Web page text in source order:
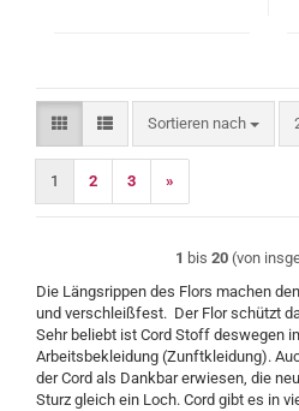
Sortieren nach
Sortieren nach
1 2 3 »
1 bis 20 (von
Die Längsrippen des Flors machen
und verschleißfest. Der Flor schützt
Sehr beliebt ist Cord Stoff deswegen
Arbeitsbekleidung (Zunftkleidung).
der Cord als Dankbar erwiesen, die
Sturz gleich ein Loch. Cord gibt es in